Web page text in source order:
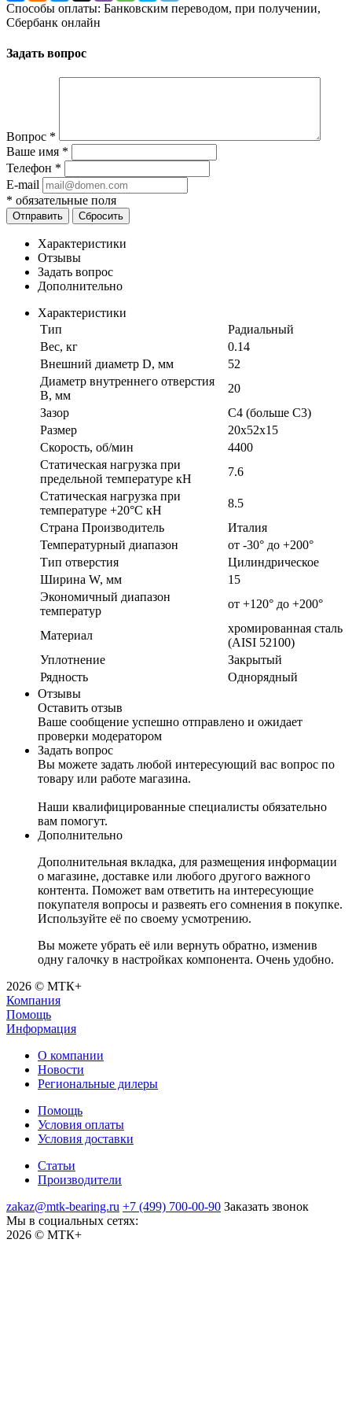
Способы оплаты: Банковским переводом, при получении,
Сбербанк онлайн
Задать вопрос
Вопрос *
Ваше имя *
Телефон *
E-mail
* обязательные поля
Отправить Сбросить
Характеристики
Отзывы
Задать вопрос
Дополнительно
Характеристики
Тип
Радиальный
Вес, кг
0.14
Внешний диаметр D, мм
52
Диаметр внутреннего отверстия
B, мм
20
Зазор
C4 (больше С3)
Размер
20x52x15
Скорость, об/мин
4400
Статическая нагрузка при
предельной температуре кН
7.6
Статическая нагрузка при
температуре +20°С кН
8.5
Страна Производитель
Италия
Температурный диапазон
от -30° до +200°
Тип отверстия
Цилиндрическое
Ширина W, мм
15
Экономичный диапазон
температур
от +120° до +200°
Материал
хромированная сталь
(AISI 52100)
Уплотнение
Закрытый
Рядность
Однорядный
Отзывы
Оставить отзыв
Ваше сообщение успешно отправлено и ожидает
проверки модератором
Задать вопрос
Вы можете задать любой интересующий вас вопрос по
товару или работе магазина.
Наши квалифицированные специалисты обязательно
вам помогут.
Дополнительно
Дополнительная вкладка, для размещения информации
о магазине, доставке или любого другого важного
контента. Поможет вам ответить на интересующие
покупателя вопросы и развеять его сомнения в покупке.
Используйте её по своему усмотрению.
Вы можете убрать её или вернуть обратно, изменив
одну галочку в настройках компонента. Очень удобно.
2026 © МТК+
Компания
Помощь
Информация
О компании
Новости
Региональные дилеры
Помощь
Условия оплаты
Условия доставки
Статьи
Производители
zakaz@mtk-bearing.ru +7 (499) 700-00-90 Заказать звонок
Мы в социальных сетях:
2026 © МТК+